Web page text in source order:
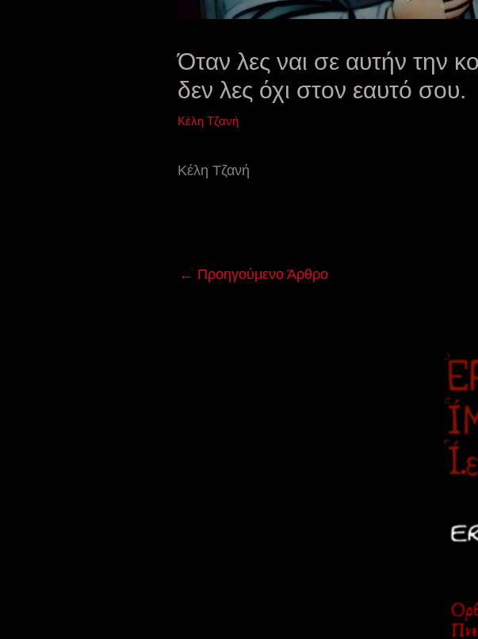
Όταν λες ναι σε αυτήν την
δεν λες όχι στον εαυτό σου.
Κέλη Τζανή
Κέλη Τζανή
← Προηγούμενο Άρθρο